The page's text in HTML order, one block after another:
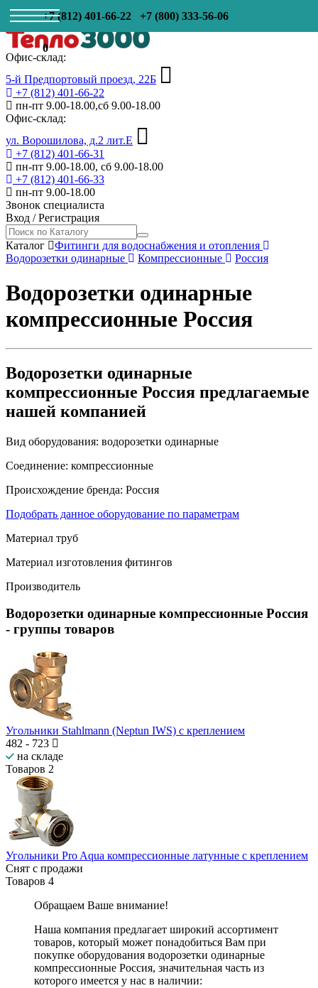
+7 (812) 401-66-22 +7 (800) 333-56-06
0
Офис-склад:
5-й Предпортовый проезд, 22Б
+7 (812) 401-66-22
пн-пт 9.00-18.00,сб 9.00-18.00
Офис-склад:
ул. Ворошилова, д.2 лит.Е
+7 (812) 401-66-31
пн-пт 9.00-18.00, сб 9.00-18.00
+7 (812) 401-66-33
пн-пт 9.00-18.00
Звонок специалиста
Вход /Регистрация
Каталог
Фитинги для водоснабжения и отопления
Водорозетки одинарные
Компрессионные Россия
Водорозетки одинарные
компрессионные Россия
Водорозетки одинарные
компрессионные Россия предлагаемые
нашей компанией
Вид оборудования: водорозетки одинарные
Соединение: компрессионные
Происхождение бренда: Россия
Подобрать данное оборудование по параметрам
Материал труб
Материал изготовления фитингов
Производитель
Водорозетки одинарные компрессионные Россия
- группы товаров
Угольники Stahlmann (Neptun IWS) с креплением
482 - 723
на складе
Товаров 2
Угольники Pro Aqua компрессионные латунные с креплением
Снят с продажи
Товаров 4
Обращаем Ваше внимание!
Наша компания предлагает широкий ассортимент
товаров, который может понадобиться Вам при
покупке оборудования водорозетки одинарные
компрессионные Россия, значительная часть из
которого имеется у нас в наличии: